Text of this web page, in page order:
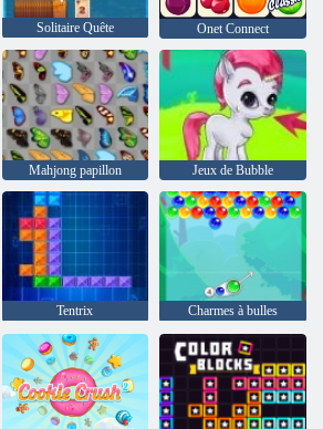
Solitaire Quête Onet Connect
Mahjong papillon Jeux de Bubble
Tentrix Charmes à bulles